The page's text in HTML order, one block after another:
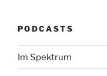
PODCASTS
Im Spektrum